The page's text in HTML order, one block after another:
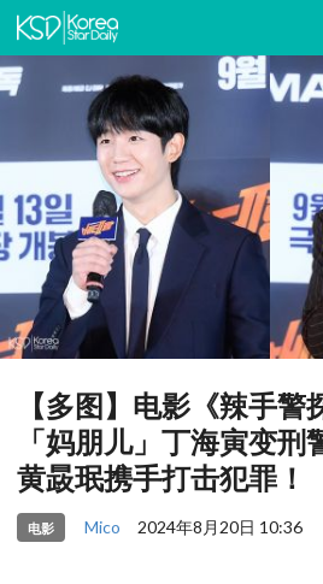
【多图】电影《辣手警
「妈朋儿」丁海寅变刑
黄晸珉携手打击犯罪！
电影 Mico 2024年8月20日 10:36